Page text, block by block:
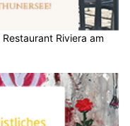
Riviera am